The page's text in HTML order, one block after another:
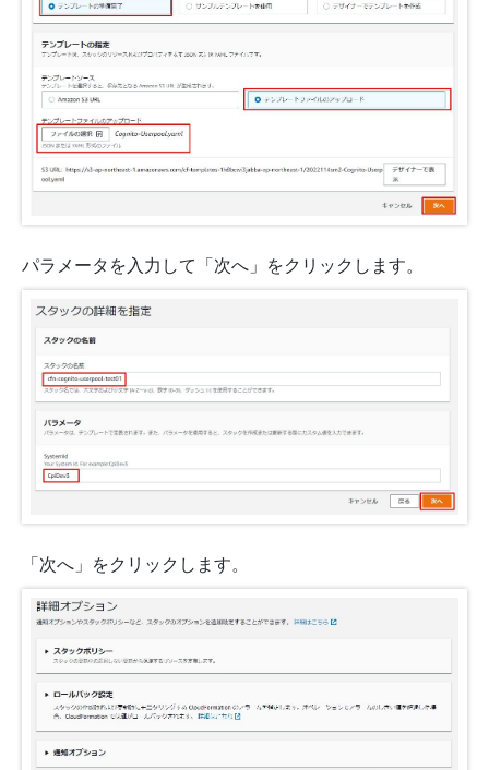
パラメータを入力して「次へ」をクリックします。
「次へ」をクリックします。